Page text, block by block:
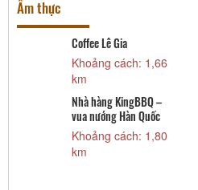
Ẩm thực
Coffee Lê Gia
Khoảng cách: 1,66
km
Nhà hàng KingBBQ –
vua nướng Hàn Quốc
Khoảng cách: 1,80
km